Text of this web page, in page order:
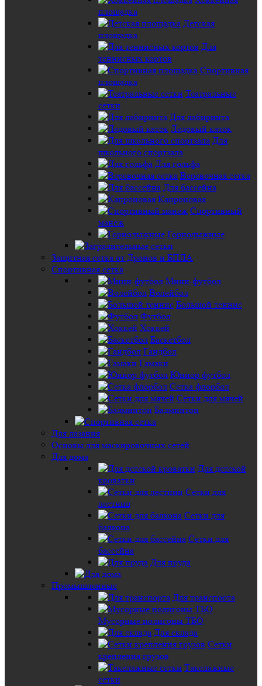
площадка
Детская
площадка
Для
теннисных кортов
Спортивная
площадка
Театральные
сетки
Для лабиринта
Ледовый каток
Для
школьного спортзала
Для гольфа
Веревочная сетка
Для бассейна
Капроновая
Спортивный
манеж
Горнолыжные
Защитная сетка от Дронов и БПЛА
Спортивная сетка
Мини-футбол
Волейбол
Большой теннис
Футбол
Хоккей
Баскетбол
Гандбол
Гамаки
Юниор футбол
Сетка флорбол
Сетки для мячей
Бадминтон
Для лазания
Основы для маскировочных сетей
Для дома
Для детской
кроватки
Сетки для
лестниц
Сетки для
балкона
Сетки для
бассейна
Для пруда
Промышленные
Для транспорта
Мусорные полигоны ТБО
Для склада
Сетки
крепления грузов
Такелажные
сетки